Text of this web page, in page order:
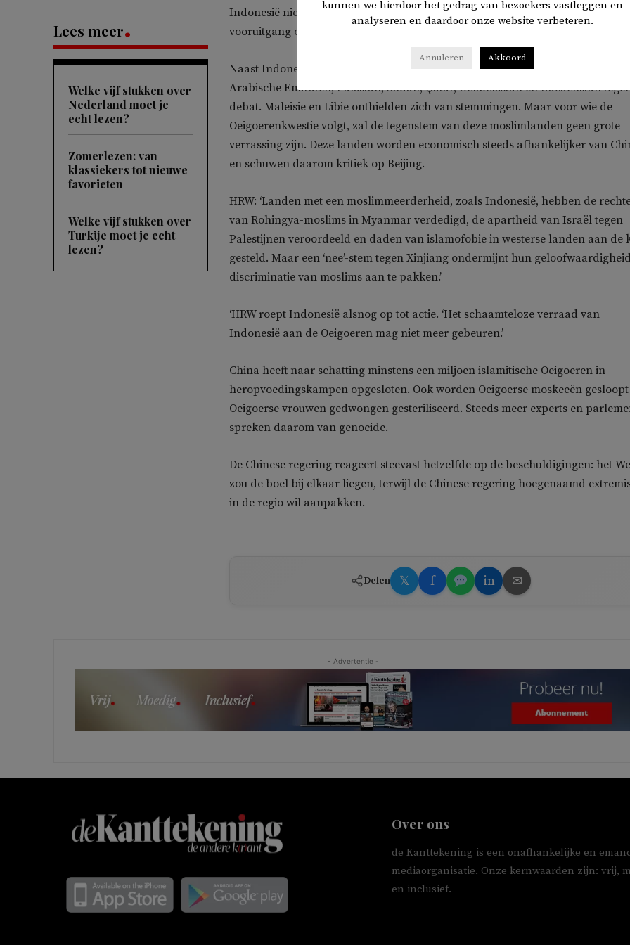
Lees meer
Welke vijf stukken over
Nederland moet je
echt lezen?
Zomerlezen: van
klassiekers tot nieuwe
favorieten
Welke vijf stukken over
Turkije moet je echt
lezen?
Indonesië niet, wilde onlangs niet eens debatteren hierover. Dat zou ‘geen
vooruitgang opleveren’, zei Indonesië in de Mensenrechtenraad.
Naast Indonesië stemden ook de overwegend islamitische landen Verenigde
Arabische Emiraten, Pakistan, Sudan, Qatar, Oekbekistan en Kazachstan
debat. Maleisie en Libie onthielden zich van stemmingen. Maar voor wie de
Oeigoerenkwestie volgt, zal de tegenstem van deze moslimlanden geen grote
verrassing zijn. Deze landen worden economisch steeds afhankelijker van
en schuwen daarom kritiek op Beijing.
HRW: ‘Landen met een moslimmeerderheid, zoals Indonesië, hebben de
van Rohingya-moslims in Myanmar verdedigd, de apartheid van Israël tegen
Palestijnen veroordeeld en daden van islamofobie in westerse landen aan de
gesteld. Maar een ‘nee’-stem tegen Xinjiang ondermijnt hun
discriminatie van moslims aan te pakken.’
‘HRW roept Indonesië alsnog op tot actie. ‘Het schaamteloze verraad van
Indonesië aan de Oeigoeren mag niet meer gebeuren.’
China heeft naar schatting minstens een miljoen islamitische Oeigoeren in
heropvoedingskampen opgesloten. Ook worden Oeigoerse moskeeën
Oeigoerse vrouwen gedwongen gesteriliseerd. Steeds meer experts en
spreken daarom van genocide.
De Chinese regering reageert steevast hetzelfde op de beschuldigingen: het
zou de boel bij elkaar liegen, terwijl de Chinese regering hoegenaamd
in de regio wil aanpakken.
Delen 𝕏 f in ✉
- Advertentie -
Over ons
de Kanttekening is een onafhankelijke en
mediaorganisatie. Onze kernwaarden zijn: vrij,
en inclusief.
kunnen we hierdoor het gedrag van bezoekers vastleggen en
analyseren en daardoor onze website verbeteren.
Annuleren Akkoord